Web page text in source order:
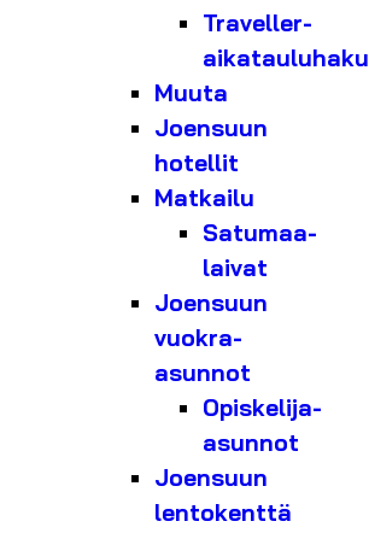
Traveller-
aikatauluhaku
Muuta
Joensuun
hotellit
Matkailu
Satumaa-
laivat
Joensuun
vuokra-
asunnot
Opiskelija-
asunnot
Joensuun
lentokenttä